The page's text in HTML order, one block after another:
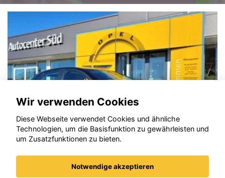
Wir verwenden Cookies
Diese Webseite verwendet Cookies und ähnliche
Technologien, um die Basisfunktion zu gewährleisten und
um Zusatzfunktionen zu bieten.
Notwendige akzeptieren